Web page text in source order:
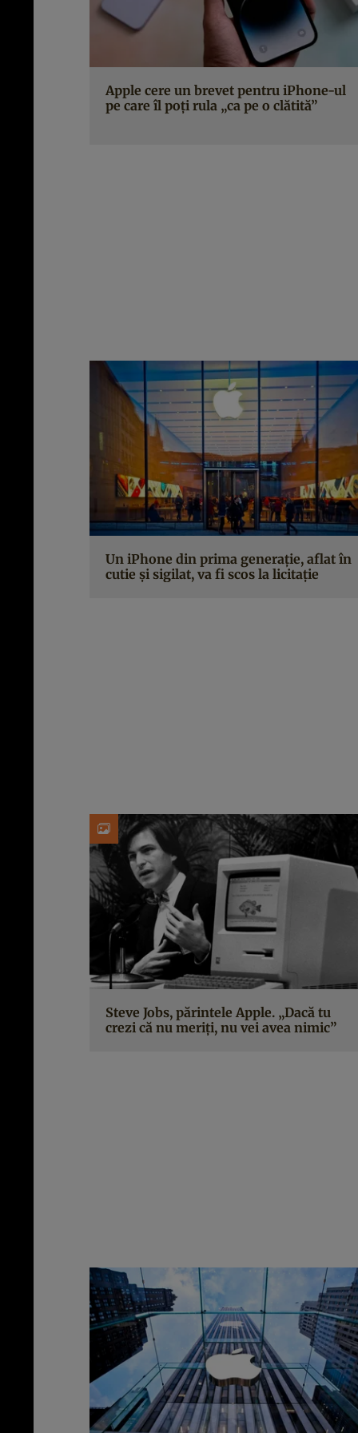
Apple cere un brevet pentru iPhone-ul
pe care îl poți rula „ca pe o clătită”
Un iPhone din prima generație, aflat în
cutie și sigilat, va fi scos la licitație
Steve Jobs, părintele Apple. „Dacă tu
crezi că nu meriți, nu vei avea nimic”